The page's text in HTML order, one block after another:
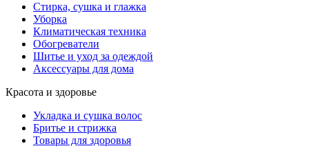
Стирка, сушка и глажка
Уборка
Климатическая техника
Обогреватели
Шитье и уход за одеждой
Аксессуары для дома
Красота и здоровье
Укладка и сушка волос
Бритье и стрижка
Товары для здоровья